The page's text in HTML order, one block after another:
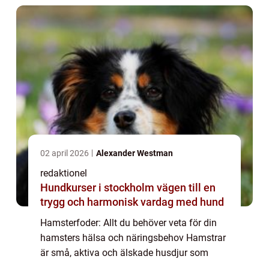
02 april 2026 Alexander Westman
redaktionel
Hundkurser i stockholm vägen till en
trygg och harmonisk vardag med hund
Hamsterfoder: Allt du behöver veta för din
hamsters hälsa och näringsbehov Hamstrar
är små, aktiva och älskade husdjur som